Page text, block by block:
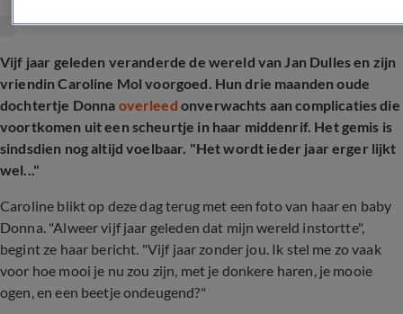
Vijf jaar geleden veranderde de wereld van Jan Dulles en zijn
vriendin Caroline Mol voorgoed. Hun drie maanden oude
dochtertje Donna overleed onverwachts aan complicaties die
voortkomen uit een scheurtje in haar middenrif. Het gemis is
sindsdien nog altijd voelbaar. "Het wordt ieder jaar erger lijkt
wel..."
Caroline blikt op deze dag terug met een foto van haar en baby
Donna. "Alweer vijf jaar geleden dat mijn wereld instortte",
begint ze haar bericht. "Vijf jaar zonder jou. Ik stel me zo vaak
voor hoe mooi je nu zou zijn, met je donkere haren, je mooie
ogen, en een beetje ondeugend?"